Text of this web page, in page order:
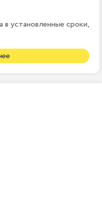
в установленные сроки,